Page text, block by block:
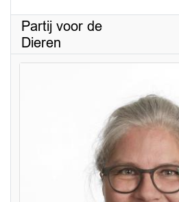
Partij voor de
Dieren